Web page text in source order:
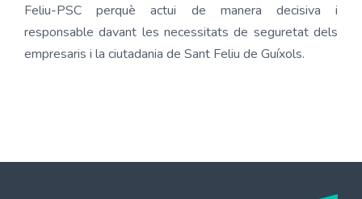
Feliu-PSC perquè actui de manera decisiva i
responsable davant les necessitats de seguretat dels
empresaris i la ciutadania de Sant Feliu de Guíxols.